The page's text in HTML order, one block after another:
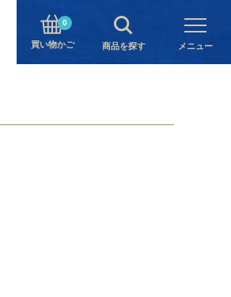
0
買い物かご 商品を探す メニュー